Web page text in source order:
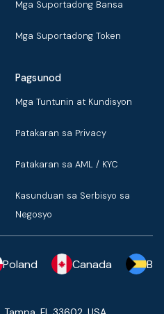
Mga Suportadong Bansa
Mga Suportadong Token
Pagsunod
Mga Tuntunin at Kundisyon
Patakaran sa Privacy
Patakaran sa AML / KYC
Kasunduan sa Serbisyo sa
Negosyo
Poland Canada